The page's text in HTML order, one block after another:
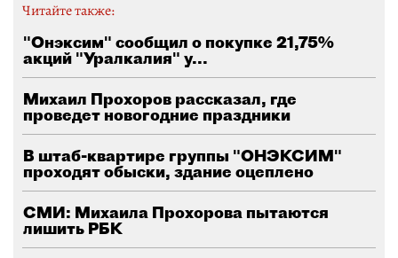
Читайте также:
"Онэксим" сообщил о покупке 21,75%
акций "Уралкалия" у...
Михаил Прохоров рассказал, где
проведет новогодние праздники
В штаб-квартире группы "ОНЭКСИМ"
проходят обыски, здание оцеплено
СМИ: Михаила Прохорова пытаются
лишить РБК